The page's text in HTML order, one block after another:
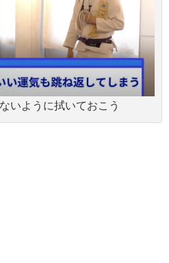
いように拭いておこう